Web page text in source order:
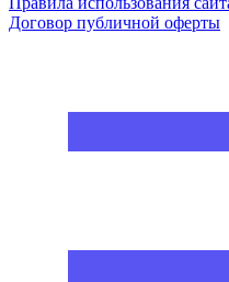
Договор публичной оферты